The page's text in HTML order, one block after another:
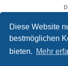
Diese Website
bestmöglichen
bieten. Mehr
SEO Agentur|SEO
SEO Workshops |
SEO